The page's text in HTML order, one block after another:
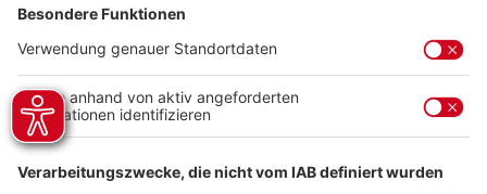
Service-Hotline